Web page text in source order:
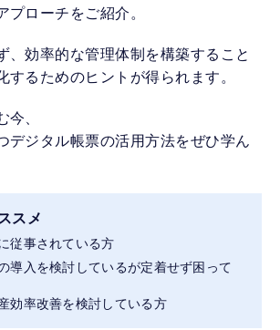
プローチをご紹介。
、効率的な管理体制を構築すること
するためのヒントが得られます。
今、
デジタル帳票の活用方法をぜひ学ん
スメ
従事されている方
導入を検討しているが定着せず困って
効率改善を検討している方